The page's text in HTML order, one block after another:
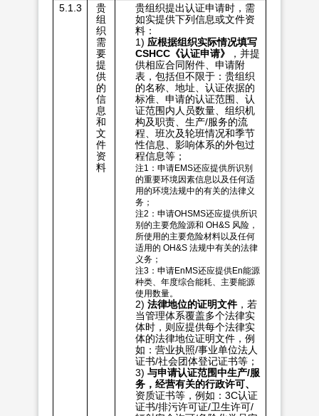
5.1.3
贵
组
织
需
要
提
供
的
信
息
和
文
件
资
料
贵组织提出认证申请时，需
如实提供下列信息或文件资
料：
1) 应根据组织实际情况填写
CSHCC 《认证申请》
，并提
供相应合同附件、申请附
表，包括但不限于：贵组织
的名称、地址、认证依据的
标准、申请的认证范围、认
证范围内人员数量、组织机
构及职责、生产/服务的流
程、班次及轮班情况和季节
性信息、影响体系的外包过
程信息等；
注1：申请EMS还应提供所识别
的重要环境因素信息以及任何适
用的环境法规中的有关的法律义
务；
注2：申请OHSMS还应提供所识
别的主要危险源和 OH&S 风险，
所使用的主要危险材料以及任何
适用的 OH&S 法规中有关的法律
义务；
注3：申请EnMS还应提供En能源
种类、年度综合能耗、主要能源
使用数量。
2) 法律地位的证明文件，若
当管理体系覆盖多个法律实
体时，则应提供每个法律实
体的法律地位证明文件，例
如：营业执照/事业单位法人
证书/社会团体登记证书等；
3) 与申请认证范围中生产/服
务，经营有关的行政许可、
资质证书等，例如：3C认证
证书/排污许可证/卫生许可/